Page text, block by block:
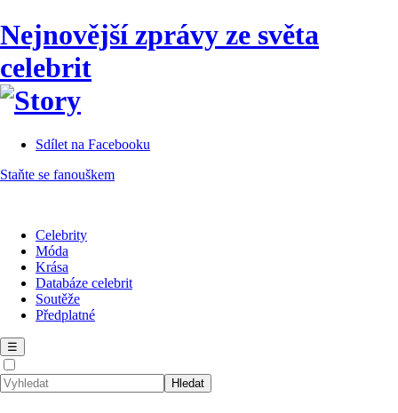
Nejnovější zprávy ze světa
celebrit
Sdílet na Facebooku
Staňte se fanouškem
Celebrity
Móda
Krása
Databáze celebrit
Soutěže
Předplatné
☰